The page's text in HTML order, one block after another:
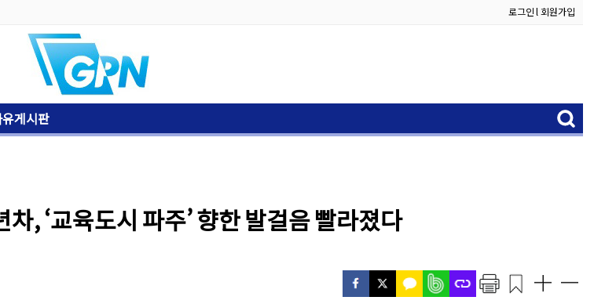
로그인l 회원가입
게시판
, ‘교육도시 파주’ 향한 발걸음 빨라졌다